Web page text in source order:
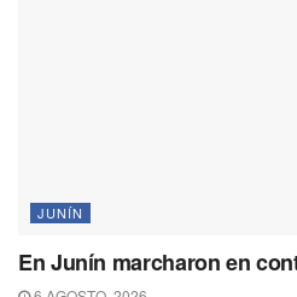
JUNÍN
En Junín marcharon en